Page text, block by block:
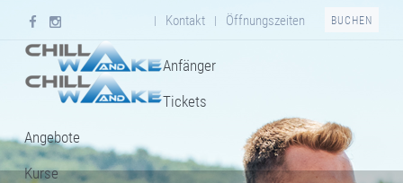
| Kontakt | Öffnungszeiten BUCHEN
Anfänger
Tickets
Angebote
Kurse